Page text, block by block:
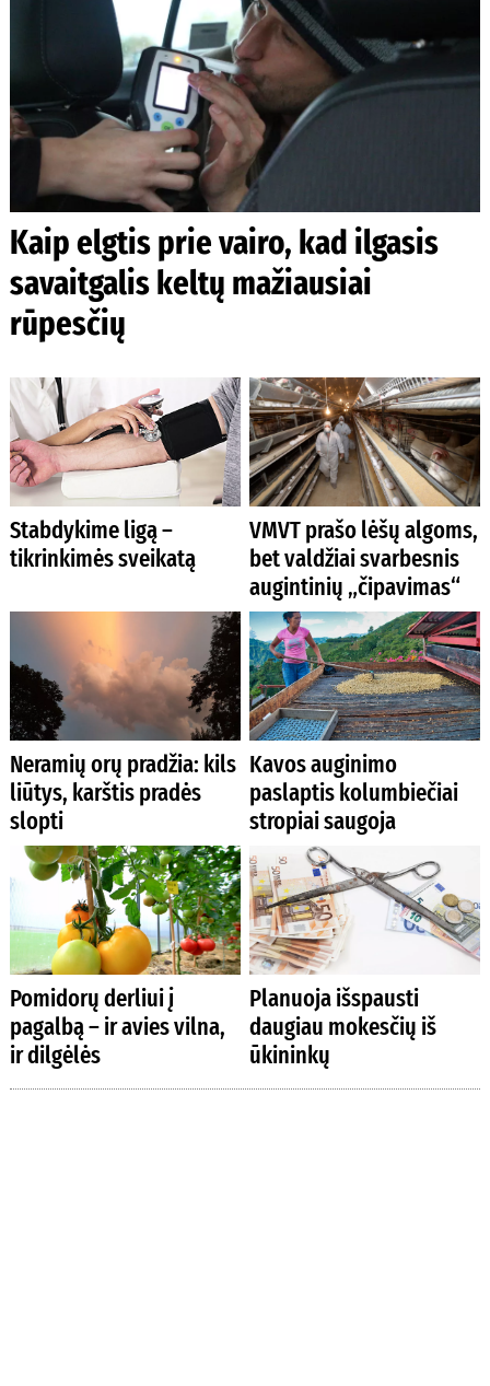
Kaip elgtis prie vairo, kad ilgasis
savaitgalis keltų mažiausiai
rūpesčių
Stabdykime ligą –
tikrinkimės sveikatą
VMVT prašo lėšų algoms,
bet valdžiai svarbesnis
augintinių „čipavimas“
Neramių orų pradžia: kils
liūtys, karštis pradės
slopti
Kavos auginimo
paslaptis kolumbiečiai
stropiai saugoja
Pomidorų derliui į
pagalbą – ir avies vilna,
ir dilgėlės
Planuoja išspausti
daugiau mokesčių iš
ūkininkų